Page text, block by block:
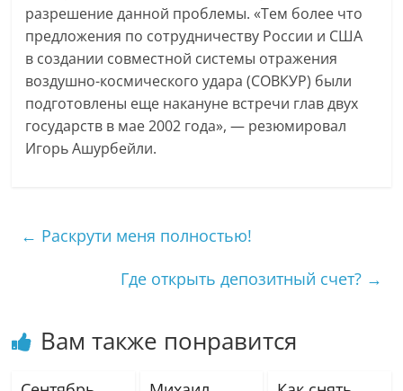
разрешение данной проблемы. «Тем более что
предложения по сотрудничеству России и США
в создании совместной системы отражения
воздушно-космического удара (СОВКУР) были
подготовлены еще накануне встречи глав двух
государств в мае 2002 года», — резюмировал
Игорь Ашурбейли.
← Раскрути меня полностью!
Где открыть депозитный счет? →
Вам также понравится